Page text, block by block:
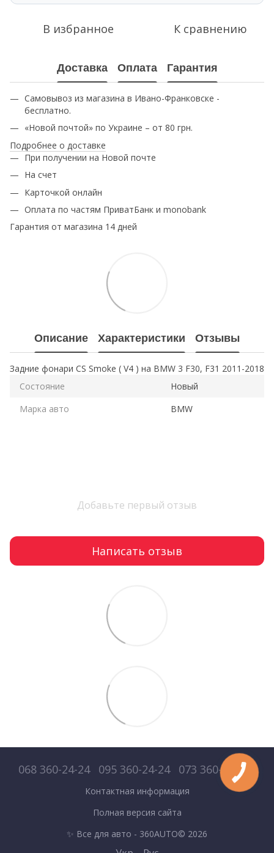
В избранное К сравнению
Доставка Оплата Гарантия
Самовывоз из магазина в Ивано-Франковске -
бесплатно.
«Новой почтой» по Украине – от 80 грн.
Подробнее о доставке
При получении на Новой почте
На счет
Карточкой онлайн
Оплата по частям ПриватБанк и monobank
Гарантия от магазина 14 дней
Описание Характеристики Отзывы
Задние фонари CS Smoke ( V4 ) на BMW 3 F30, F31 2011-2018
Состояние
Новый
Марка авто
BMW
Добавьте первый отзыв
Написать отзыв
068 360-24-24 095 360-24-24 073 360-24-24
Контактная информация
Полная версия сайта
✨ Все для авто - 360AUTO© 2026